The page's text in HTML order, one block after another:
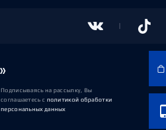
Подписываясь на рассылку, Вы
соглашаетесь с политикой обработки
персональных данных